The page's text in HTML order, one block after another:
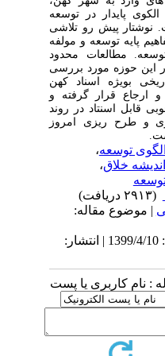
پایدار در توسعه
پیش رو تلاشی
پایه توسعه و مولفه
مطالعات محدود
حوزه مورد بررسی
بویژه اسناد کهن
ارجاع قرار گرفته و
قابل اسنتاد در روند
و طرح ریزی امروز
توسعه،
خلاق،
| موضوع مقاله:
دریافت: 1399/2/9 | پذیرش: 1399/4/10 | انتشار:
: نام کاربری یا پست